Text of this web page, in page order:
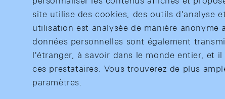
site utilise des cookies, des outils d'analyse
utilisation est analysée de manière anonyme
données personnelles sont également
l'étranger, à savoir dans le monde entier, et
ces prestataires. Vous trouverez de plus
paramètres.